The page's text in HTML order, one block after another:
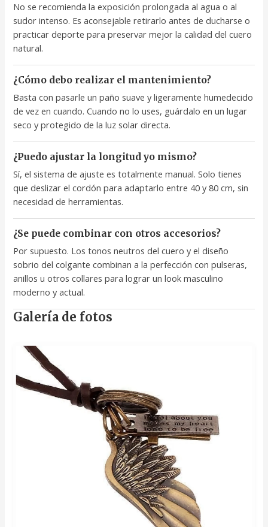
No se recomienda la exposición prolongada al agua o al
sudor intenso. Es aconsejable retirarlo antes de ducharse o
practicar deporte para preservar mejor la calidad del cuero
natural.
¿Cómo debo realizar el mantenimiento?
Basta con pasarle un paño suave y ligeramente humedecido
de vez en cuando. Cuando no lo uses, guárdalo en un lugar
seco y protegido de la luz solar directa.
¿Puedo ajustar la longitud yo mismo?
Sí, el sistema de ajuste es totalmente manual. Solo tienes
que deslizar el cordón para adaptarlo entre 40 y 80 cm, sin
necesidad de herramientas.
¿Se puede combinar con otros accesorios?
Por supuesto. Los tonos neutros del cuero y el diseño
sobrio del colgante combinan a la perfección con pulseras,
anillos u otros collares para lograr un look masculino
moderno y actual.
Galería de fotos